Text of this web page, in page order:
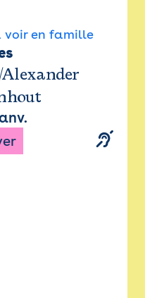
voir en famille